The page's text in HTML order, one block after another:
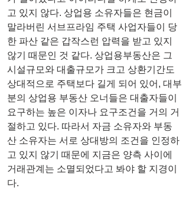
고 있지 않다. 상업용 소유자들은 현금이
말라버린 서브프라임 주택 사업자들이 당
한 파산 같은 갑작스런 압력을 받고 있지
않기 때문인 것 같다. 상업용부동산은 그
시설규모와 대출규모가 크고 상환기간도
상대적으로 주택보다 길게 되어 있어, 대부
분의 상업용 부동산 오너들은 대출자들이
요구하는 높은 이자나 요구조건을 거의 거
절하고 있다. 따라서 자금 소유자와 부동
산 소유자는 서로 상대방의 조건을 인정하
고 있지 않기 때문에 지금은 양측 사이에
거래관계는 소멸되었다고 봐야 할 지경이
다.